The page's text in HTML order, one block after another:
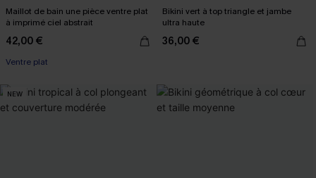
Maillot de bain une pièce ventre plat
à imprimé ciel abstrait
42,00 €
Ventre plat
Bikini vert à top triangle et jambe
ultra haute
36,00 €
NEW